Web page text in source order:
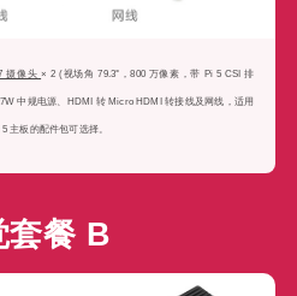
摄像头× 2 (视场角 79.3°，800 万像素，带 Pi 5 CSI 排
中规电源、HDMI 转 Micro HDMI 转接线及网线，适用
主板的配件包可选择。
套餐 B